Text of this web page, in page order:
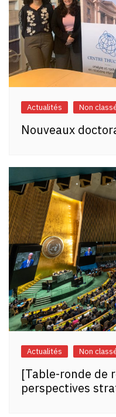
Actualités Non
Nouveaux
Actualités Non
[Table-ronde de
perspectives